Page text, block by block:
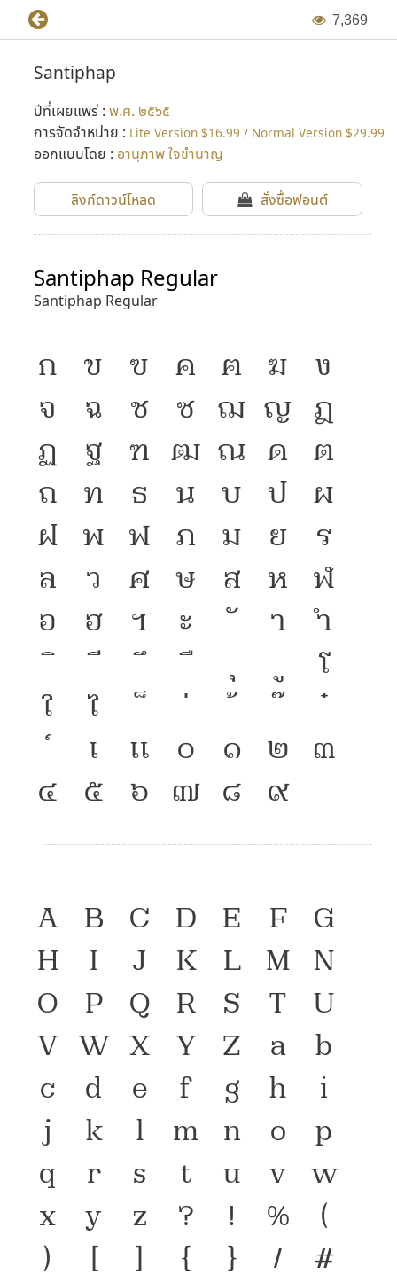
7,369
Santiphap
ปีที่เผยแพร่ : พ.ศ. ๒๕๖๕
การจัดจำหน่าย : Lite Version $16.99 / Normal Version $29.99
ออกแบบโดย : อานุภาพ ใจชำนาญ
ลิงก์ดาวน์โหลด สั่งซื้อฟอนต์
Santiphap Regular
Santiphap Regular
ก ข ฃ ค ฅ ฆ
ง
จ
ฉ ช ซ ฌ ญ
ฎ
ฏ
ฐ ฑ ฒ ณ ด
ต
ถ
ท ธ น บ ป
ผ
ฝ
พ ฟ ภ ม ย
ร
ล
ว ศ ษ ส ห
ฬ
อ
ฮ ฯ ะ า
ำ
โ
ใ
ไ
เ
แ ๐ ๑ ๒
๓
๔
๕ ๖ ๗ ๘ ๙
A B C D E F
G
H
I J K L M
N
O
P Q R S T
U
V
W X Y Z a
b
c
d e f g h
i
j
k l m n o
p
q
r s t u v
w
x
y z ? ! %
(
)
{ } /
#